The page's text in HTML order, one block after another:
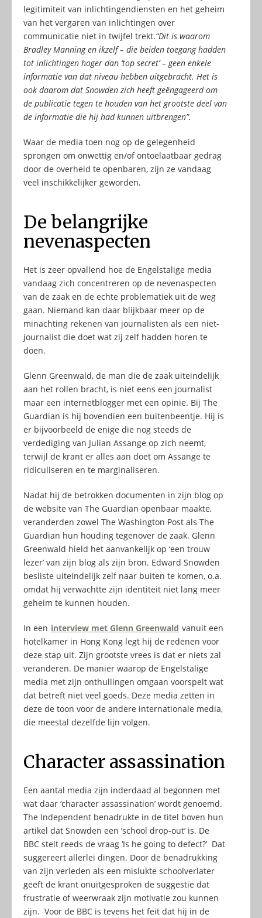
legitimiteit van inlichtingendiensten en het geheim
van het vergaren van inlichtingen over
communicatie niet in twijfel trekt.“Dit is waarom
Bradley Manning en ikzelf – die beiden toegang hadden
tot inlichtingen hoger dan ‘top secret’ – geen enkele
informatie van dat niveau hebben uitgebracht. Het is
ook daarom dat Snowden zich heeft geëngageerd om
de publicatie tegen te houden van het grootste deel van
de informatie die hij had kunnen uitbrengen”.
Waar de media toen nog op de gelegenheid
sprongen om onwettig en/of ontoelaatbaar gedrag
door de overheid te openbaren, zijn ze vandaag
veel inschikkelijker geworden.
De belangrijke
nevenaspecten
Het is zeer opvallend hoe de Engelstalige media
vandaag zich concentreren op de nevenaspecten
van de zaak en de echte problematiek uit de weg
gaan. Niemand kan daar blijkbaar meer op de
minachting rekenen van journalisten als een niet-
journalist die doet wat zij zelf hadden horen te
doen.
Glenn Greenwald, de man die de zaak uiteindelijk
aan het rollen bracht, is niet eens een journalist
maar een internetblogger met een opinie. Bij The
Guardian is hij bovendien een buitenbeentje. Hij is
er bijvoorbeeld de enige die nog steeds de
verdediging van Julian Assange op zich neemt,
terwijl de krant er alles aan doet om Assange te
ridiculiseren en te marginaliseren.
Nadat hij de betrokken documenten in zijn blog op
de website van The Guardian openbaar maakte,
veranderden zowel The Washington Post als The
Guardian hun houding tegenover de zaak. Glenn
Greenwald hield het aanvankelijk op ‘een trouw
lezer’ van zijn blog als zijn bron. Edward Snowden
besliste uiteindelijk zelf naar buiten te komen, o.a.
omdat hij verwachtte zijn identiteit niet lang meer
geheim te kunnen houden.
In een interview met Glenn Greenwald vanuit een
hotelkamer in Hong Kong legt hij de redenen voor
deze stap uit. Zijn grootste vrees is dat er niets zal
veranderen. De manier waarop de Engelstalige
media met zijn onthullingen omgaan voorspelt wat
dat betreft niet veel goeds. Deze media zetten in
deze de toon voor de andere internationale media,
die meestal dezelfde lijn volgen.
Character assassination
Een aantal media zijn inderdaad al begonnen met
wat daar ‘character assassination’ wordt genoemd.
The Independent benadrukte in de titel boven hun
artikel dat Snowden een ‘school drop-out’ is. De
BBC stelt reeds de vraag ‘Is he going to defect?’ Dat
suggereert allerlei dingen. Door de benadrukking
van zijn verleden als een mislukte schoolverlater
geeft de krant onuitgesproken de suggestie dat
frustratie of weerwraak zijn motivatie zou kunnen
zijn. Voor de BBC is tevens het feit dat hij in de